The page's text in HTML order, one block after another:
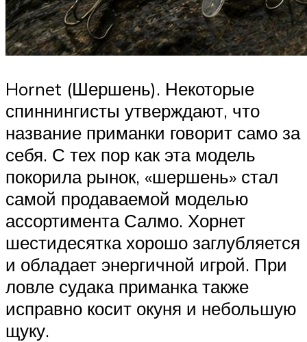
Hornet (Шершень). Некоторые
спиннингисты утверждают, что
название приманки говорит само за
себя. С тех пор как эта модель
покорила рынок, «шершень» стал
самой продаваемой моделью
ассортимента Салмо. Хорнет
шестидесятка хорошо заглубляется
и обладает энергичной игрой. При
ловле судака приманка также
исправно косит окуня и небольшую
щуку.